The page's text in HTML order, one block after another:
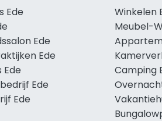
Ede
Ede
Ede
Ede
Ede
Ede
Winkelen
Meubel-
Camping